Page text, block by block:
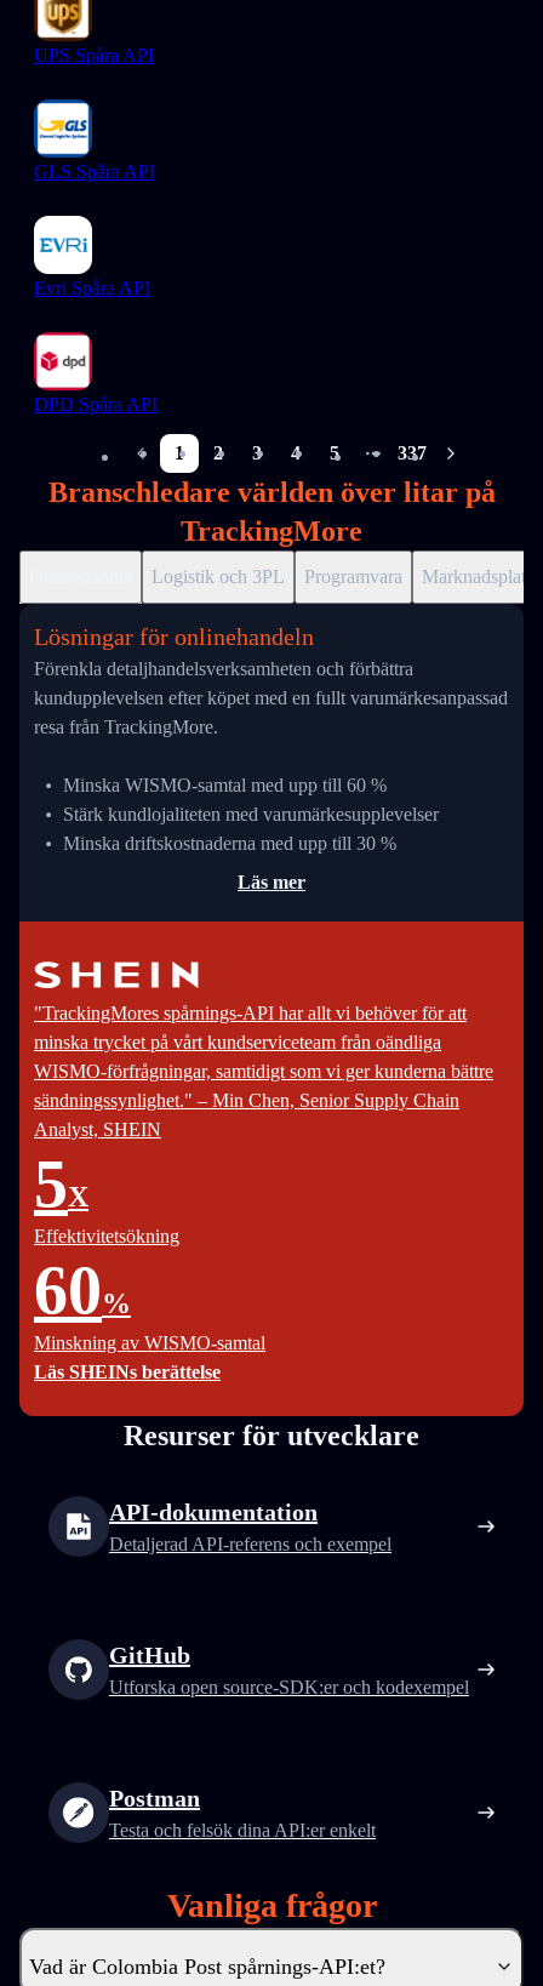
UPS Spåra API
GLS Spåra API
Evri Spåra API
DPD Spåra API
1 2 3 4 5
More pages
337
Branschledare världen över litar på
TrackingMore
Logistik och 3PL Programvara Marknadsplats
Lösningar för onlinehandeln
Förenkla detaljhandelsverksamheten och förbättra
kundupplevelsen efter köpet med en fullt varumärkesanpassad
resa från TrackingMore.
Minska WISMO-samtal med upp till 60 %
Stärk kundlojaliteten med varumärkesupplevelser
Minska driftskostnaderna med upp till 30 %
Läs mer
"TrackingMores spårnings-API har allt vi behöver för att
minska trycket på vårt kundserviceteam från oändliga
WISMO-förfrågningar, samtidigt som vi ger kunderna bättre
sändningssynlighet." – Min Chen, Senior Supply Chain
Analyst, SHEIN
5X
Effektivitetsökning
60%
Minskning av WISMO-samtal
Läs SHEINs berättelse
Resurser för utvecklare
API-dokumentation
Detaljerad API-referens och exempel
GitHub
Utforska open source-SDK:er och kodexempel
Postman
Testa och felsök dina API:er enkelt
Vanliga frågor
Vad är Colombia Post spårnings-API:et?